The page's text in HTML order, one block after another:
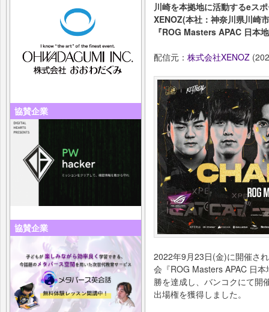
協賛企業
協賛企業
川崎を本拠地に活動するeス
XENOZ(本社：神奈川県川崎
『ROG Masters APAC 日本
配信元： 株式会社XENOZ
2022年9月23日(金)に開催さ
会『ROG Masters APAC 日
勝を達成し、バンコクにて開
出場権を獲得しました。